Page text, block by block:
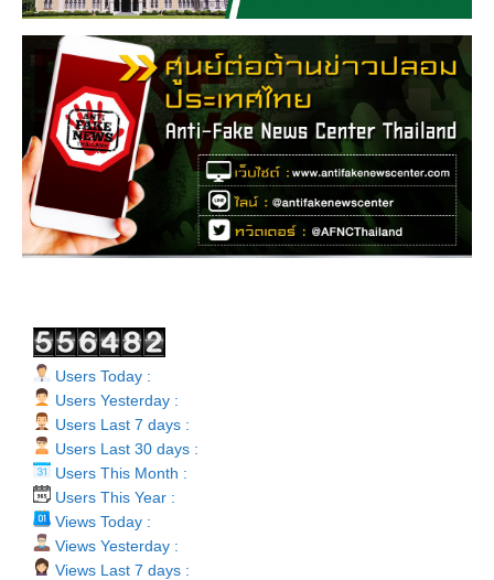
Users Today :
Users Yesterday :
Users Last 7 days :
Users Last 30 days :
Users This Month :
Users This Year :
Views Today :
Views Yesterday :
Views Last 7 days :